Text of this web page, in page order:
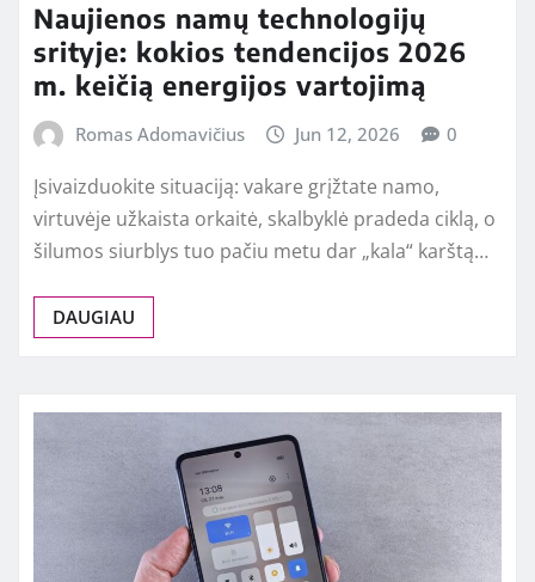
Naujienos namų technologijų
srityje: kokios tendencijos 2026
m. keičią energijos vartojimą
Romas Adomavičius Jun 12, 2026 0
Įsivaizduokite situaciją: vakare grįžtate namo,
virtuvėje užkaista orkaitė, skalbyklė pradeda ciklą, o
šilumos siurblys tuo pačiu metu dar „kala“ karštą…
DAUGIAU